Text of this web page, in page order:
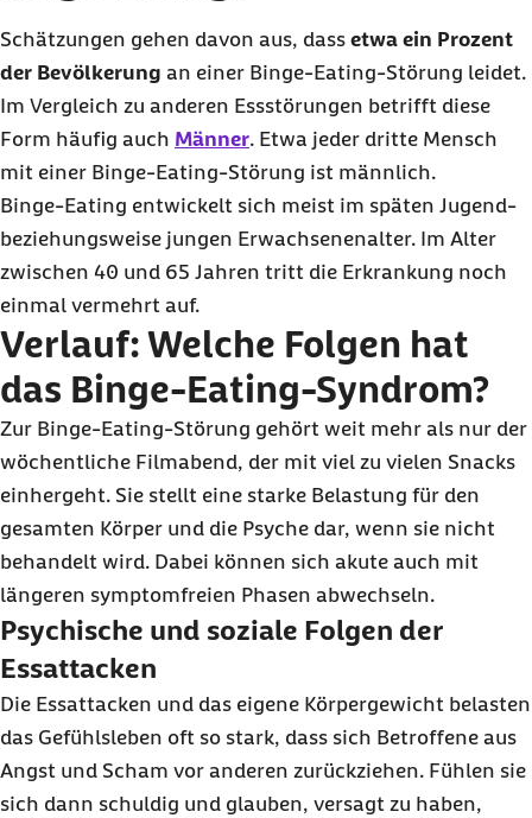
Schätzungen gehen davon aus, dass etwa ein Prozent
der Bevölkerung an einer Binge-Eating-Störung leidet.
Im Vergleich zu anderen Essstörungen betrifft diese
Form häufig auch Männer. Etwa jeder dritte Mensch
mit einer Binge-Eating-Störung ist männlich.
Binge-Eating entwickelt sich meist im späten Jugend-
beziehungsweise jungen Erwachsenenalter. Im Alter
zwischen 40 und 65 Jahren tritt die Erkrankung noch
einmal vermehrt auf.
Verlauf: Welche Folgen hat
das Binge-Eating-Syndrom?
Zur Binge-Eating-Störung gehört weit mehr als nur der
wöchentliche Filmabend, der mit viel zu vielen Snacks
einhergeht. Sie stellt eine starke Belastung für den
gesamten Körper und die Psyche dar, wenn sie nicht
behandelt wird. Dabei können sich akute auch mit
längeren symptomfreien Phasen abwechseln.
Psychische und soziale Folgen der
Essattacken
Die Essattacken und das eigene Körpergewicht belasten
das Gefühlsleben oft so stark, dass sich Betroffene aus
Angst und Scham vor anderen zurückziehen. Fühlen sie
sich dann schuldig und glauben, versagt zu haben,